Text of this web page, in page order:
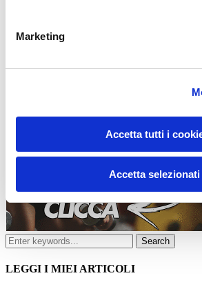
Marketing
Accetta tutti i
Accetta selezionati
ALLENATI CON ME!
LEGGI I MIEI ARTICOLI